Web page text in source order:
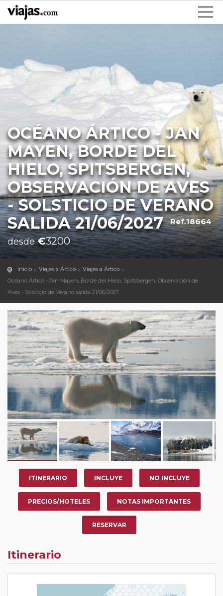
OCÉANO ÁRTICO - JAN
MAYEN, BORDE DEL
HIELO, SPITSBERGEN,
OBSERVACIÓN DE AVES
- SOLSTICIO DE VERANO
SALIDA 21/06/2027 Ref.18664
desde€3200
Inicio Viajes a Ártico
Viajes a Ártico
Océano Ártico - Jan Mayen, Borde del Hielo, Spitsbergen, Observación de
Aves - Solsticio de Verano salida 21/06/2027
ITINERARIO INCLUYE NO INCLUYE
PRECIOS/HOTELES NOTAS IMPORTANTES
RESERVAR
Itinerario